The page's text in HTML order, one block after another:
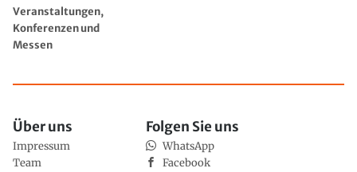
Veranstaltungen,
Konferenzen und
Messen
Über uns
Impressum
Team
Folgen Sie uns
WhatsApp
Facebook